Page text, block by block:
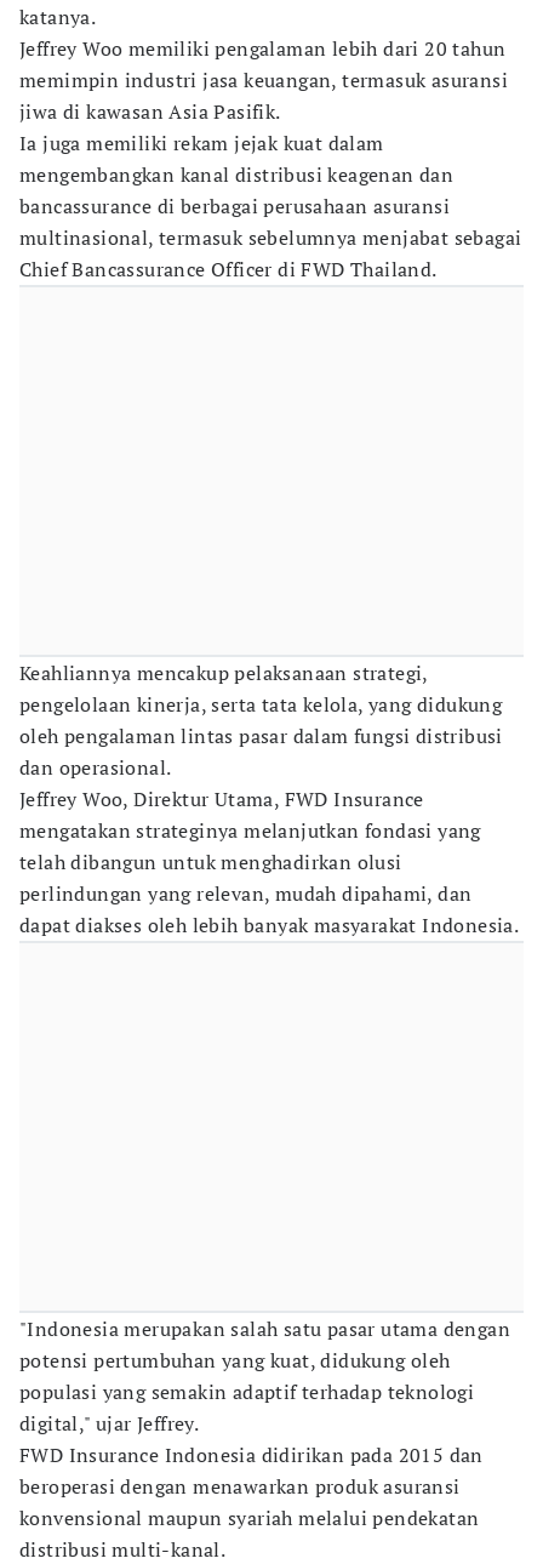
katanya.
Jeffrey Woo memiliki pengalaman lebih dari 20 tahun
memimpin industri jasa keuangan, termasuk asuransi
jiwa di kawasan Asia Pasifik.
Ia juga memiliki rekam jejak kuat dalam
mengembangkan kanal distribusi keagenan dan
bancassurance di berbagai perusahaan asuransi
multinasional, termasuk sebelumnya menjabat sebagai
Chief Bancassurance Officer di FWD Thailand.
Keahliannya mencakup pelaksanaan strategi,
pengelolaan kinerja, serta tata kelola, yang didukung
oleh pengalaman lintas pasar dalam fungsi distribusi
dan operasional.
Jeffrey Woo, Direktur Utama, FWD Insurance
mengatakan strateginya melanjutkan fondasi yang
telah dibangun untuk menghadirkan olusi
perlindungan yang relevan, mudah dipahami, dan
dapat diakses oleh lebih banyak masyarakat Indonesia.
"Indonesia merupakan salah satu pasar utama dengan
potensi pertumbuhan yang kuat, didukung oleh
populasi yang semakin adaptif terhadap teknologi
digital," ujar Jeffrey.
FWD Insurance Indonesia didirikan pada 2015 dan
beroperasi dengan menawarkan produk asuransi
konvensional maupun syariah melalui pendekatan
distribusi multi-kanal.